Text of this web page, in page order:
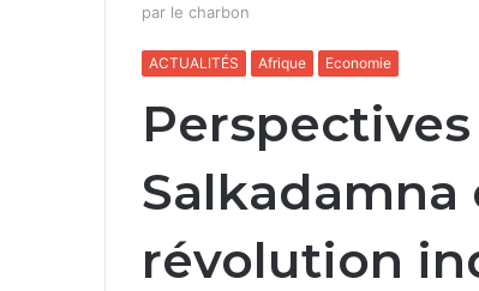
par le charbon
ACTUALITÉS Afrique Economie
Salkadamna
révolution